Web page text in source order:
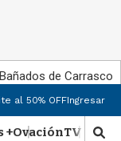
Bañados de Carrasco
al 50% OFFIngresar
+OvaciónTV Show